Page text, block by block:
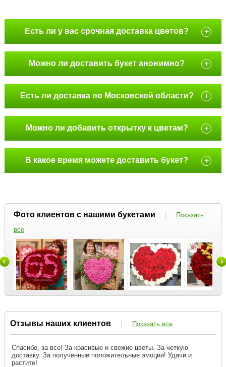
Есть ли у вас срочная доставка цветов? +
Можно ли доставить букет анонимно? +
Есть ли доставка по Московской области? +
Можно ли добавить открытку к цветам? +
В какое время можете доставить букет? +
Фото клиентов с нашими букетами |
Показать
все
Отзывы наших клиентов | Показать все
Спасибо, за все! За красивые и свежие цветы. За четкую
доставку. За полученные положительные эмоции! Удачи и
растите!